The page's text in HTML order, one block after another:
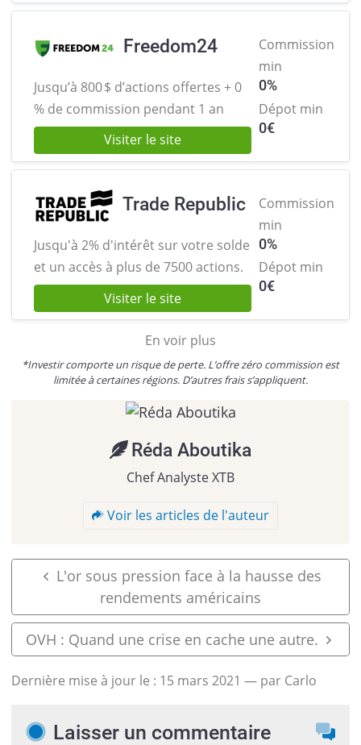
Freedom24
Jusqu’à 800 $ d’actions offertes +0
% de commission pendant 1 an
Visiter le site
Commission
min
0%
Dépot min
0€
Trade Republic
Jusqu'à 2% d'intérêt sur votre solde
et un accès à plus de 7500 actions.
Visiter le site
Commission
min
0%
Dépot min
0€
En voir plus
*Investir comporte un risque de perte. L’offre zéro commission est
limitée à certaines régions. D’autres frais s’appliquent.
Réda Aboutika
Chef Analyste XTB
Voir les articles de l'auteur
L'or sous pression face à la hausse des
rendements américains
OVH : Quand une crise en cache une autre.
Dernière mise à jour le : 15 mars 2021 — par Carlo
Laisser un commentaire